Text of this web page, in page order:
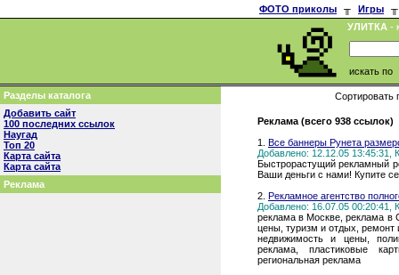
ФОТО приколы ╥ Игры
╥
УЛИТКА -
искать по
Разделы каталога
Добавить сайт
100 последних ссылок
Наугад
Топ 20
Карта сайта
Карта сайта
Реклама
Сортировать
Реклама (всего 938 ссылок)
1. Все баннеры Рунета
Добавлено: 12.12.05 13:45:31,
Быстрорастущий рекламный
Ваши деньги с нами! Купите
2. Рекламное агентство
Добавлено: 16.07.05 00:20:41,
реклама в Москве, реклама в
цены, туризм и отдых, ремонт
недвижимость и цены,
реклама, пластиковые
региональная реклама